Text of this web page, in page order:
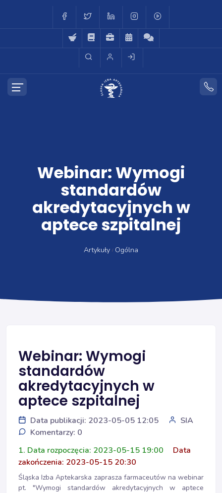
Webinar: Wymogi
standardów
akredytacyjnych w
aptece szpitalnej
Artykuły Ogólna
Webinar: Wymogi
standardów
akredytacyjnych w
aptece szpitalnej
Data publikacji: 2023-05-05 12:05
SIA
Komentarzy: 0
1. Data rozpoczęcia: 2023-05-15 19:00
Data
zakończenia: 2023-05-15 20:30
Śląska Izba Aptekarska zaprasza farmaceutów na webinar
pt. "Wymogi standardów akredytacyjnych w aptece